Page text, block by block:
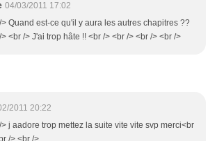
04/03/2011 17:02
> Quand est-ce qu'il y aura les autres chapitres ??
<br /> J'ai trop hâte !! <br /> <br /> <br /> <br />
2011 20:22
j aadore trop mettez la suite vite vite svp merci<br
/> <br />